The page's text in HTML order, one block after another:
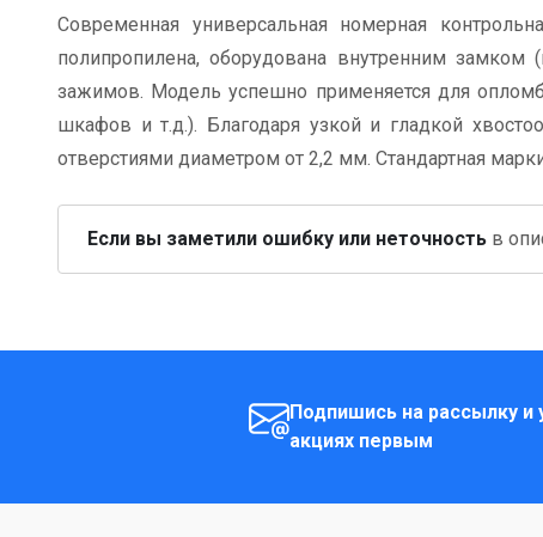
Современная универсальная номерная
полипропилена, оборудована внутренним
зажимов. Модель успешно применяется для
шкафов и т.д.). Благодаря узкой и гладкой
отверстиями диаметром от 2,2 мм. Стандартная
Если вы заметили ошибку или неточность в
Подпишись на рассылку и
акциях первым